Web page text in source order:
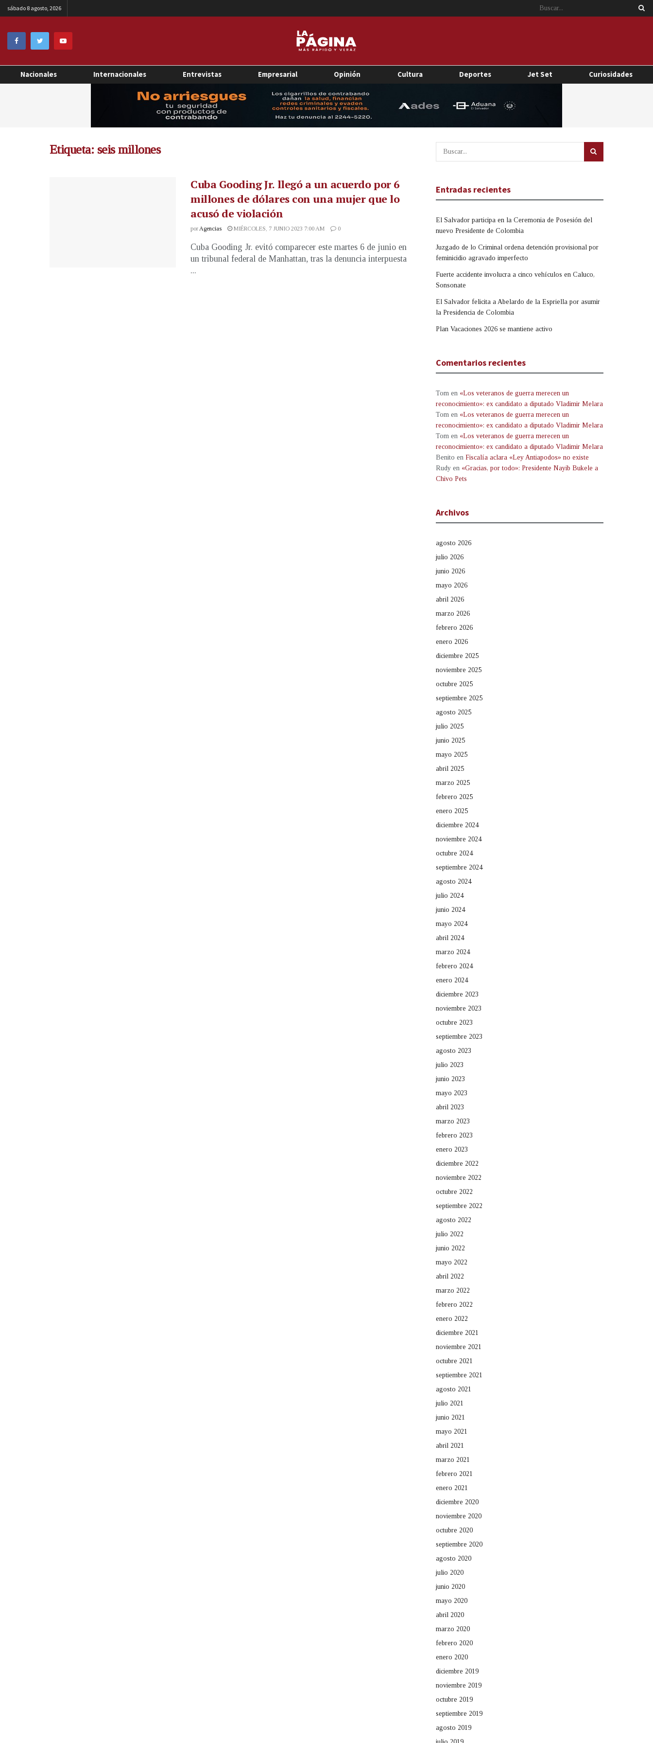
sábado 8 agosto, 2026
Nacionales Internacionales Entrevistas Empresarial Opinión Cultura Deportes Jet Set Curiosidades
Etiqueta: seis millones
Cuba Gooding Jr. llegó a un acuerdo por 6
millones de dólares con una mujer que lo
acusó de violación
porAgencias MIÉRCOLES, 7 JUNIO 2023 7:00 AM 0
Cuba Gooding Jr. evitó comparecer este martes 6 de junio en
un tribunal federal de Manhattan, tras la denuncia interpuesta
...
Entradas recientes
El Salvador participa en la Ceremonia de Posesión del
nuevo Presidente de Colombia
Juzgado de lo Criminal ordena detención provisional por
feminicidio agravado imperfecto
Fuerte accidente involucra a cinco vehículos en Caluco,
Sonsonate
El Salvador felicita a Abelardo de la Espriella por asumir
la Presidencia de Colombia
Plan Vacaciones 2026 se mantiene activo
Comentarios recientes
Tom en «Los veteranos de guerra merecen un
reconocimiento»: ex candidato a diputado Vladimir Melara
Tom en «Los veteranos de guerra merecen un
reconocimiento»: ex candidato a diputado Vladimir Melara
Tom en «Los veteranos de guerra merecen un
reconocimiento»: ex candidato a diputado Vladimir Melara
Benito en Fiscalía aclara «Ley Antiapodos» no existe
Rudy en «Gracias, por todo»: Presidente Nayib Bukele a
Chivo Pets
Archivos
agosto 2026
julio 2026
junio 2026
mayo 2026
abril 2026
marzo 2026
febrero 2026
enero 2026
diciembre 2025
noviembre 2025
octubre 2025
septiembre 2025
agosto 2025
julio 2025
junio 2025
mayo 2025
abril 2025
marzo 2025
febrero 2025
enero 2025
diciembre 2024
noviembre 2024
octubre 2024
septiembre 2024
agosto 2024
julio 2024
junio 2024
mayo 2024
abril 2024
marzo 2024
febrero 2024
enero 2024
diciembre 2023
noviembre 2023
octubre 2023
septiembre 2023
agosto 2023
julio 2023
junio 2023
mayo 2023
abril 2023
marzo 2023
febrero 2023
enero 2023
diciembre 2022
noviembre 2022
octubre 2022
septiembre 2022
agosto 2022
julio 2022
junio 2022
mayo 2022
abril 2022
marzo 2022
febrero 2022
enero 2022
diciembre 2021
noviembre 2021
octubre 2021
septiembre 2021
agosto 2021
julio 2021
junio 2021
mayo 2021
abril 2021
marzo 2021
febrero 2021
enero 2021
diciembre 2020
noviembre 2020
octubre 2020
septiembre 2020
agosto 2020
julio 2020
junio 2020
mayo 2020
abril 2020
marzo 2020
febrero 2020
enero 2020
diciembre 2019
noviembre 2019
octubre 2019
septiembre 2019
agosto 2019